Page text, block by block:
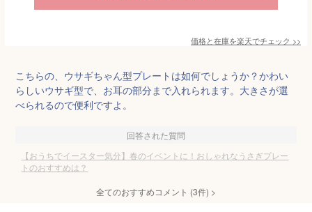
価格と在庫を楽天でチェック >>
こちらの、ウサギちゃん型プレートは如何でしょうか？かわい
らしいウサギ型で、お耳の部分まで入れられます。大きさが選
べられるので便利ですよ。
回答された質問
【おうちでイースター気分】春のイベントに！おしゃれなうさぎプレー
トのおすすめは？
全てのおすすめコメント (3件) >